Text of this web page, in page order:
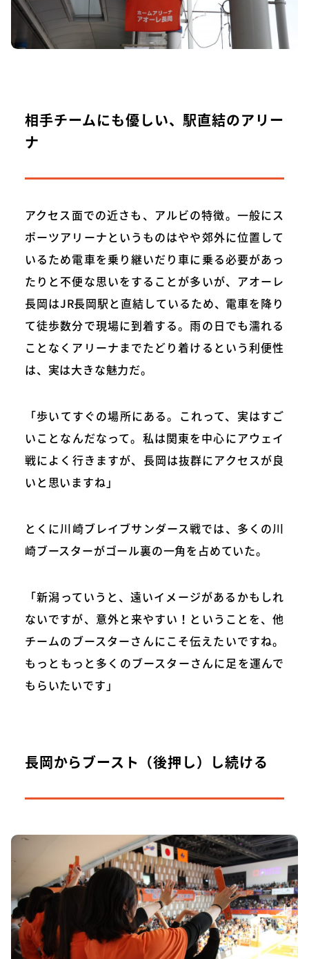
相手チームにも優しい、駅直結のアリー
ナ
アクセス面での近さも、アルビの特徴。一般にス
ポーツアリーナというものはやや郊外に位置して
いるため電車を乗り継いだり車に乗る必要があっ
たりと不便な思いをすることが多いが、アオーレ
長岡はJR長岡駅と直結しているため、電車を降り
て徒歩数分で現場に到着する。雨の日でも濡れる
ことなくアリーナまでたどり着けるという利便性
は、実は大きな魅力だ。
「歩いてすぐの場所にある。これって、実はすご
いことなんだなって。私は関東を中心にアウェイ
戦によく行きますが、長岡は抜群にアクセスが良
いと思いますね」
とくに川崎ブレイブサンダース戦では、多くの川
崎ブースターがゴール裏の一角を占めていた。
「新潟っていうと、遠いイメージがあるかもしれ
ないですが、意外と来やすい！ということを、他
チームのブースターさんにこそ伝えたいですね。
もっともっと多くのブースターさんに足を運んで
もらいたいです」
長岡からブースト（後押し）し続ける